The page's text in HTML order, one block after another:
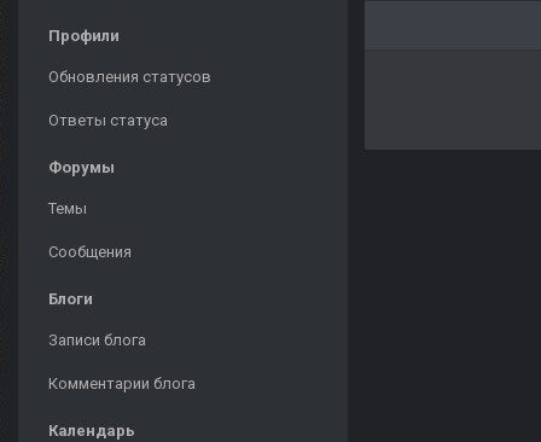
Профили
Обновления статусов
Ответы статуса
Форумы
Темы
Сообщения
Блоги
Записи блога
Комментарии блога
Календарь